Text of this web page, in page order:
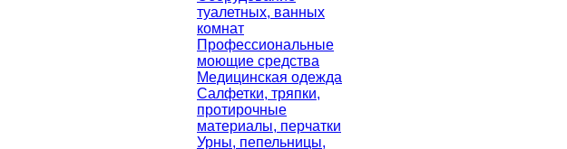
туалетных, ванных
комнат
Профессиональные
моющие средства
Медицинская одежда
Салфетки, тряпки,
протирочные
материалы, перчатки
Урны, пепельницы,